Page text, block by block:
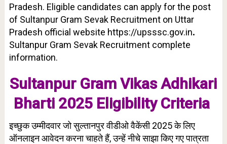
Pradesh. Eligible candidates can apply for the post
of Sultanpur Gram Sevak Recruitment on Uttar
Pradesh official website https://upsssc.gov.in.
Sultanpur Gram Sevak Recruitment complete
information.
Sultanpur Gram Vikas Adhikari
Bharti 2025 Eligibility Criteria
इच्छुक उम्मीदवार जो सुल्तानपुर वीडीओ वैकेंसी 2025 के लिए
ऑनलाइन आवेदन करना चाहते हैं, उन्हें नीचे साझा किए गए पात्रता